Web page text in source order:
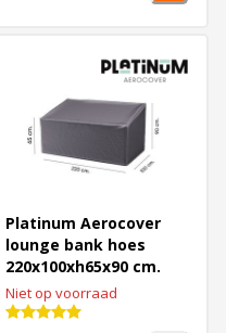
Platinum Aerocover
lounge bank hoes
220x100xh65x90 cm.
Niet op voorraad